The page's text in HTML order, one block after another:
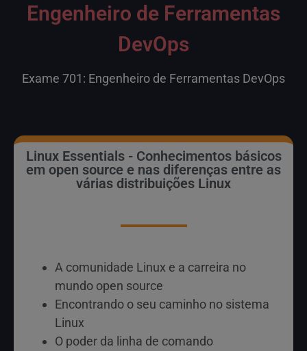
Engenheiro de Ferramentas
DevOps
Exame 701: Engenheiro de Ferramentas DevOps
Linux Essentials - Conhecimentos básicos
em open source e nas diferenças entre as
várias distribuições Linux
A comunidade Linux e a carreira no
mundo open source
Encontrando o seu caminho no sistema
Linux
O poder da linha de comando